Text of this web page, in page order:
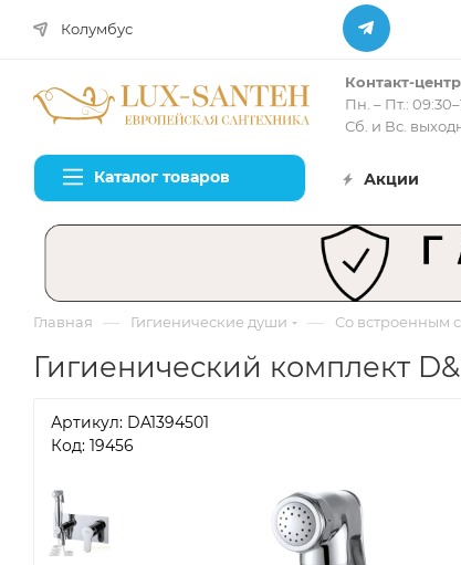
Колумбус
Контакт-центр
Пн. – Пт.:
Сб. и Вс.
Каталог товаров Акции
Главная — Гигиенические души — Со встроенным
Гигиенический комплект
Артикул: DA1394501
Код: 19456